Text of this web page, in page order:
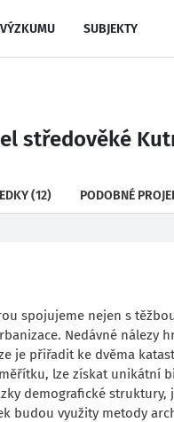
SUBJEKTY
středověké
(12) PODOBNÉ
spojujeme nejen s
Nedávné
je přiřadit ke dvěma
lze získat unikátní
demografické
budou využity metody